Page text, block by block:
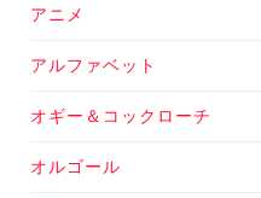
アニメ
アルファベット
オギー＆コックローチ
オルゴール